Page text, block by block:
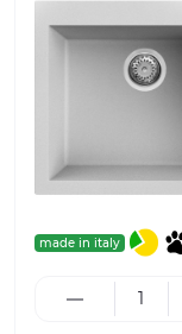
made in italy